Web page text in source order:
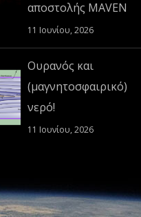
αποστολής MAVEN
11 Ιουνίου, 2026
Ουρανός και
(μαγνητοσφαιρικό)
νερό!
11 Ιουνίου, 2026